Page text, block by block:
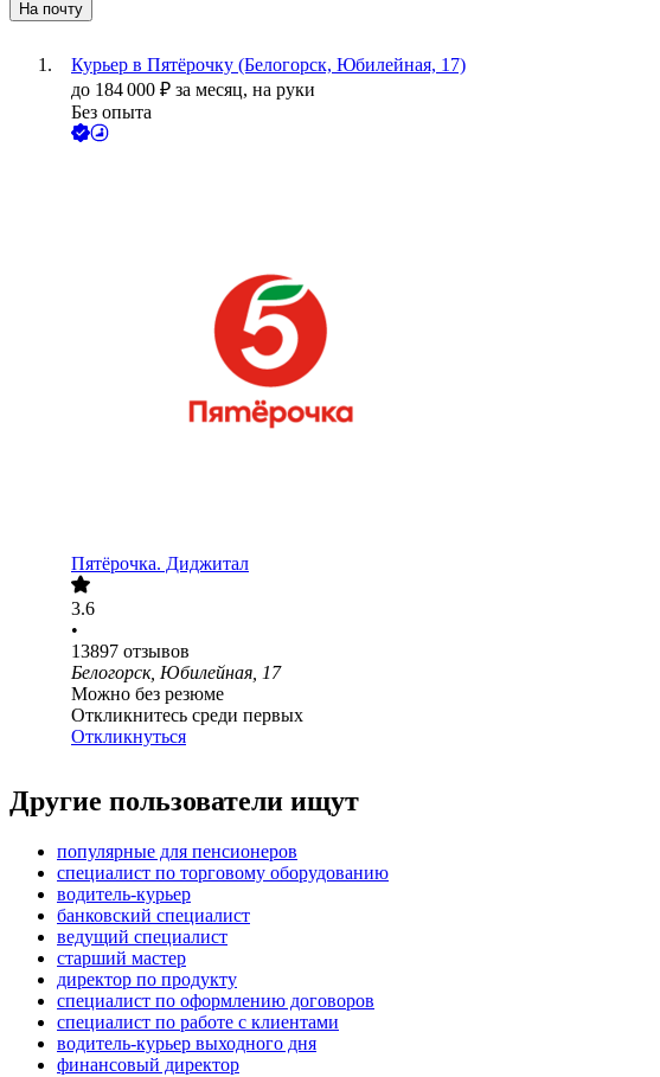
На почту
Курьер в Пятёрочку (Белогорск, Юбилейная, 17)
до 184 000 ₽ за месяц, на руки
Без опыта
Пятёрочка. Диджитал
3.6
•
13897 отзывов
Белогорск, Юбилейная, 17
Можно без резюме
Откликнитесь среди первых
Откликнуться
Другие пользователи ищут
популярные для пенсионеров
специалист по торговому оборудованию
водитель-курьер
банковский специалист
ведущий специалист
старший мастер
директор по продукту
специалист по оформлению договоров
специалист по работе с клиентами
водитель-курьер выходного дня
финансовый директор